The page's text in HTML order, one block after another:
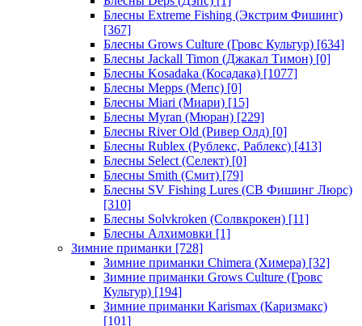
Блесны Extreme Fishing (Экстрим Фишинг)
[367]
Блесны Grows Culture (Гровс Культур) [634]
Блесны Jackall Timon (Джакал Тимон) [0]
Блесны Kosadaka (Косадака) [1077]
Блесны Mepps (Мепс) [0]
Блесны Miari (Миари) [15]
Блесны Myran (Мюран) [229]
Блесны River Old (Ривер Олд) [0]
Блесны Rublex (Рублекс, Раблекс) [413]
Блесны Select (Селект) [0]
Блесны Smith (Смит) [79]
Блесны SV Fishing Lures (СВ Фишинг Люрс)
[310]
Блесны Solvkroken (Солвкрокен) [11]
Блесны Алхимовки [1]
Зимние приманки [728]
Зимние приманки Chimera (Химера) [32]
Зимние приманки Grows Culture (Гровс
Культур) [194]
Зимние приманки Karismax (Каризмакс)
[101]